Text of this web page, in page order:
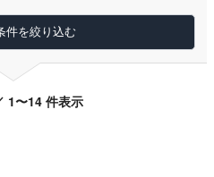
件を絞り込む
1〜14 件表示